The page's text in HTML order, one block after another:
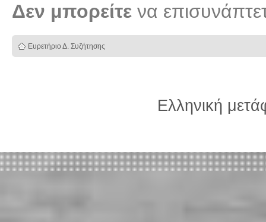
Δεν μπορείτε να
Ευρετήριο Δ. Συζήτησης
Ελληνική